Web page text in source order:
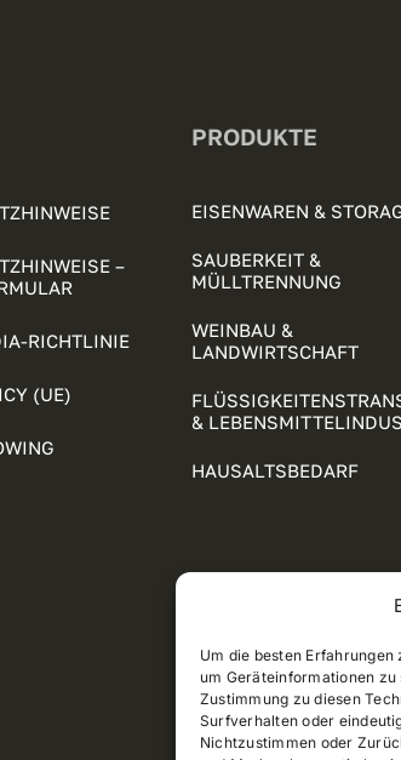
Um die besten
um Geräteinformationen
Zustimmung zu diesen
Surfverhalten oder
Nichtzustimmen oder
–
RICHTLINIE
(UE)
PRODUKTE
EISENWAREN &
SAUBERKEIT &
MÜLLTRENNUNG
WEINBAU &
LANDWIRTSCHAFT
&
HAUSALTSBEDARF